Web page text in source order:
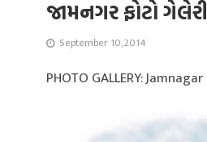
જામનગર ફોટો ગેલેરી
September 10, 2014
PHOTO GALLERY: Jamnagar